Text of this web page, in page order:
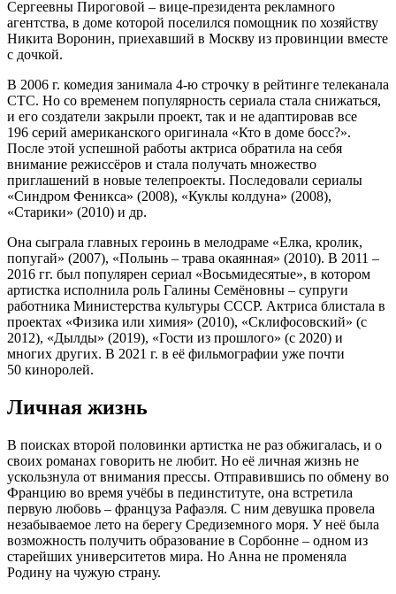
Сергеевны Пироговой – вице-президента рекламного
агентства, в доме которой поселился помощник по хозяйству
Никита Воронин, приехавший в Москву из провинции вместе
с дочкой.
В 2006 г. комедия занимала 4-ю строчку в рейтинге телеканала
СТС. Но со временем популярность сериала стала снижаться,
и его создатели закрыли проект, так и не адаптировав все
196 серий американского оригинала «Кто в доме босс?».
После этой успешной работы актриса обратила на себя
внимание режиссёров и стала получать множество
приглашений в новые телепроекты. Последовали сериалы
«Синдром Феникса» (2008), «Куклы колдуна» (2008),
«Старики» (2010) и др.
Она сыграла главных героинь в мелодраме «Елка, кролик,
попугай» (2007), «Полынь – трава окаянная» (2010). В 2011 –
2016 гг. был популярен сериал «Восьмидесятые», в котором
артистка исполнила роль Галины Семёновны – супруги
работника Министерства культуры СССР. Актриса блистала в
проектах «Физика или химия» (2010), «Склифосовский» (с
2012), «Дылды» (2019), «Гости из прошлого» (с 2020) и
многих других. В 2021 г. в её фильмографии уже почти
50 киноролей.
Личная жизнь
В поисках второй половинки артистка не раз обжигалась, и о
своих романах говорить не любит. Но её личная жизнь не
ускользнула от внимания прессы. Отправившись по обмену во
Францию во время учёбы в пединституте, она встретила
первую любовь – француза Рафаэля. С ним девушка провела
незабываемое лето на берегу Средиземного моря. У неё была
возможность получить образование в Сорбонне – одном из
старейших университетов мира. Но Анна не променяла
Родину на чужую страну.